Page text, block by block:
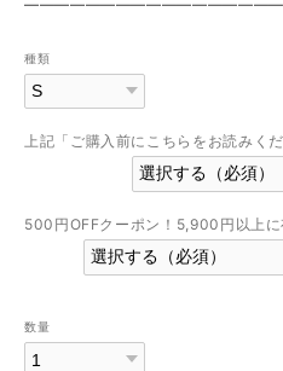
種類
上記「ご購入前にこちらをお読みく
500円OFFクーポン！5,900円以上
数量